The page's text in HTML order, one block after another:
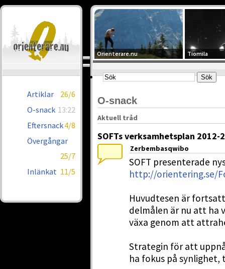
Artiklar
26/6
O-snack 13:22
Eftersnack4/8
Övergångar
25/7
Inlänkat 11/5
Orienterare.nu Tiomila
O-snack
Aktuell tråd
SOFTs verksamhetsplan 2012-
Zerbembasqwibo
SOFT presenterade
http://orientering.se/
Huvudtesen är
delmålen är nu att ha
växa genom att
Strategin för att
ha fokus på